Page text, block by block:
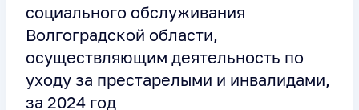
социального обслуживания
Волгоградской области,
осуществляющим деятельность по
уходу за престарелыми и инвалидами,
за 2024 год